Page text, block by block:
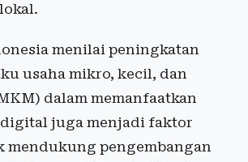
menilai peningkatan
usaha mikro, kecil, dan
dalam memanfaatkan
juga menjadi faktor
pengembangan